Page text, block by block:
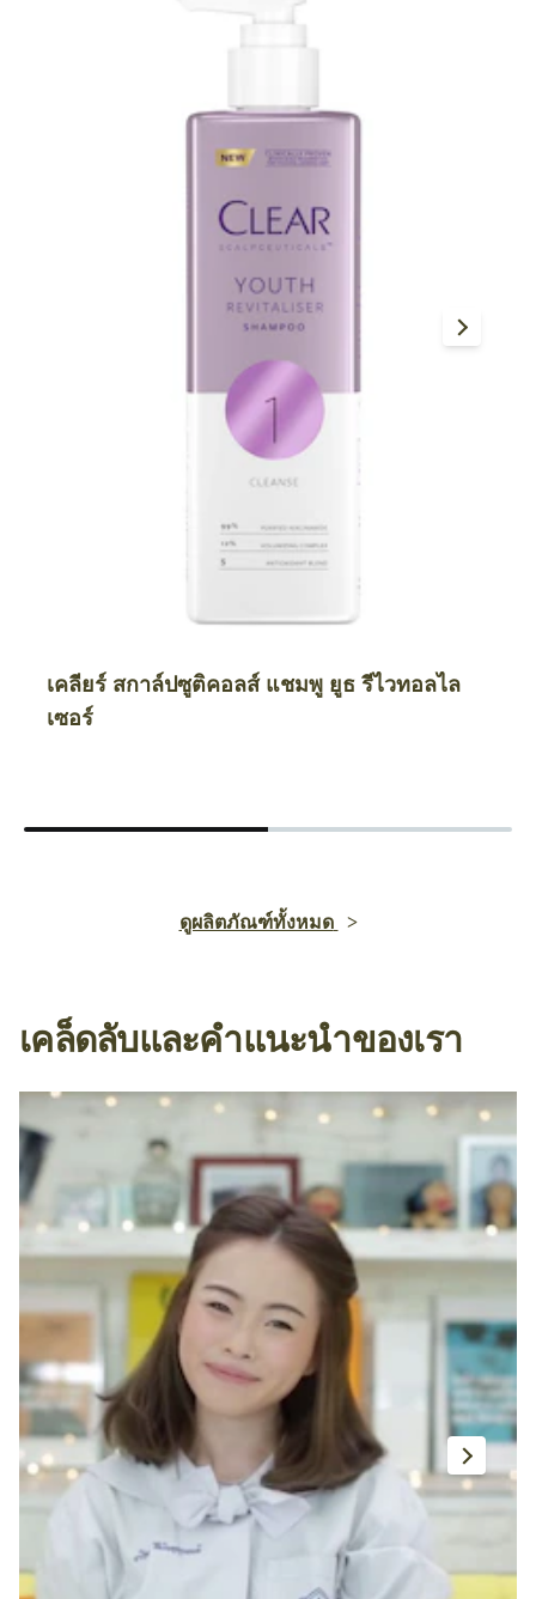
เคลียร์ สกาล์ปซูติคอลส์ แชมพู ยูธ รีไวทอลไล
เซอร์
ดูผลิตภัณฑ์ทั้งหมด
เคล็ดลับและคำแนะนำของเรา